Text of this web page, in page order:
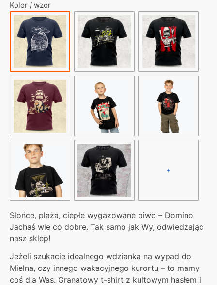
Kolor / wzór
+
Słońce, plaża, ciepłe wygazowane piwo – Domino
Jachaś wie co dobre. Tak samo jak Wy, odwiedzając
nasz sklep!
Jeżeli szukacie idealnego wdzianka na wypad do
Mielna, czy innego wakacyjnego kurortu – to mamy
coś dla Was. Granatowy t-shirt z kultowym hasłem i